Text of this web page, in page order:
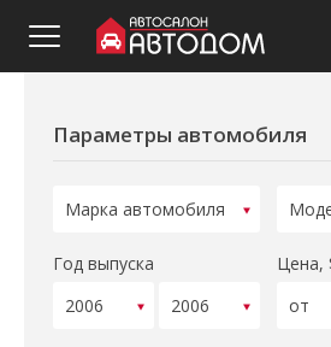
Параметры автомобиля
Год выпуска Цена,